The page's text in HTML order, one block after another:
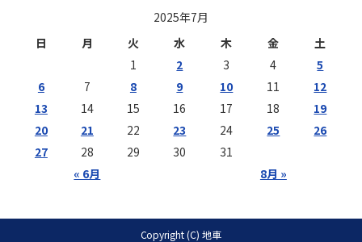
2025年7月
日
月 火 水 木 金 土
« 6月 8月 »
1 2 3 4
5
6
7 8 9 10 11
12
13
14 15 16 17 18
19
20
21 22 23 24 25
26
27
28 29 30 31
Copyright (C) 地車